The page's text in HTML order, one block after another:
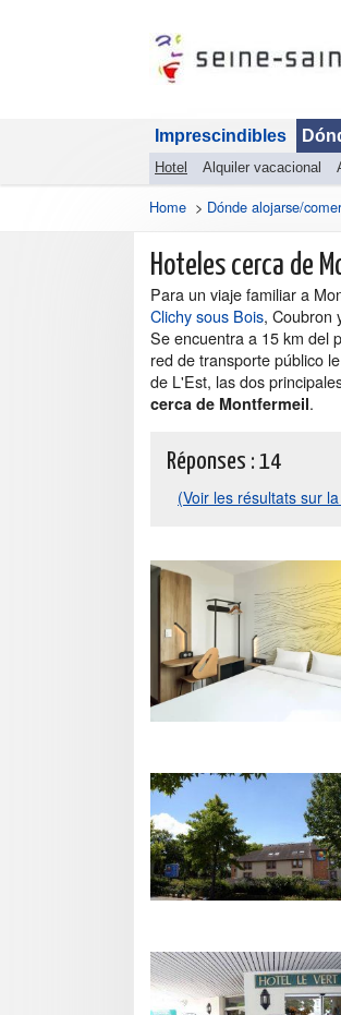
Imprescindibles
Hotel Alquiler vacacional
Home > Dónde alojarse/comer
Hoteles cerca de
Para un viaje familiar a
Clichy sous Bois, Coubron
Se encuentra a 15 km del
red de transporte público
de L'Est, las dos
cerca de Montfermeil.
Réponses : 14
(Voir les résultats sur